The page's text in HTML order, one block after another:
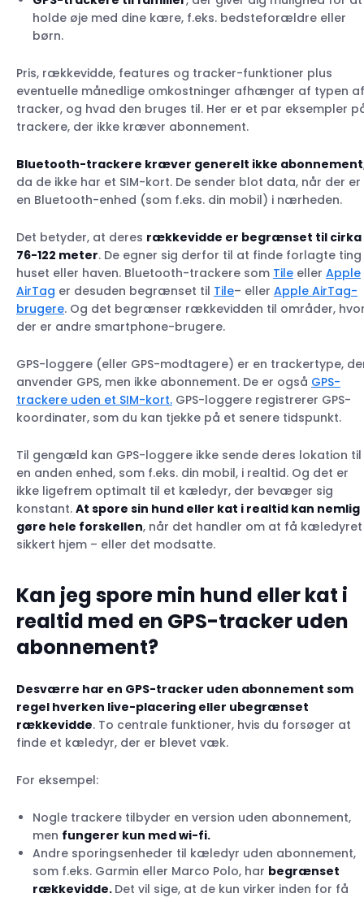
holde øje med dine kære, f.eks. bedsteforældre eller
børn.
Pris, rækkevidde, features og tracker-funktioner plus
eventuelle månedlige omkostninger afhænger af typen af
tracker, og hvad den bruges til. Her er et par eksempler
trackere, der ikke kræver abonnement.
Bluetooth-trackere kræver generelt ikke abonnement
da de ikke har et SIM-kort. De sender blot data, når der er
en Bluetooth-enhed (som f.eks. din mobil) i nærheden.
Det betyder, at deres rækkevidde er begrænset til cirka
76-122 meter. De egner sig derfor til at finde forlagte ting
huset eller haven. Bluetooth-trackere som Tile eller Apple
AirTag er desuden begrænset til Tile– eller Apple AirTag-
brugere. Og det begrænser rækkevidden til områder,
der er andre smartphone-brugere.
GPS-loggere (eller GPS-modtagere) er en trackertype,
anvender GPS, men ikke abonnement. De er også GPS-
trackere uden et SIM-kort. GPS-loggere registrerer GPS-
koordinater, som du kan tjekke på et senere tidspunkt.
Til gengæld kan GPS-loggere ikke sende deres lokation til
en anden enhed, som f.eks. din mobil, i realtid. Og det er
ikke ligefrem optimalt til et kæledyr, der bevæger sig
konstant. At spore sin hund eller kat i realtid kan nemlig
gøre hele forskellen, når det handler om at få kæledyret
sikkert hjem – eller det modsatte.
Kan jeg spore min hund eller kat i
realtid med en GPS-tracker uden
abonnement?
Desværre har en GPS-tracker uden abonnement som
regel hverken live-placering eller ubegrænset
rækkevidde. To centrale funktioner, hvis du forsøger at
finde et kæledyr, der er blevet væk.
For eksempel:
Nogle trackere tilbyder en version uden abonnement,
men fungerer kun med wi-fi.
Andre sporingsenheder til kæledyr uden abonnement,
som f.eks. Garmin eller Marco Polo, har begrænset
rækkevidde. Det vil sige, at de kun virker inden for få